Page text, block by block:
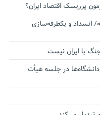
پرریسک اقتصاد ایران؟
انسداد و یکطرفه‌سازی
با ایران نیست
دانشگاه‌ها در جلسه هیأت